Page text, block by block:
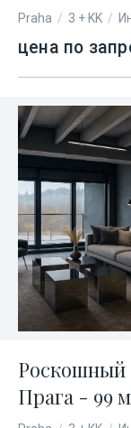
Praha / 3 + KK /
цена по
Роскошный
Прага - 99